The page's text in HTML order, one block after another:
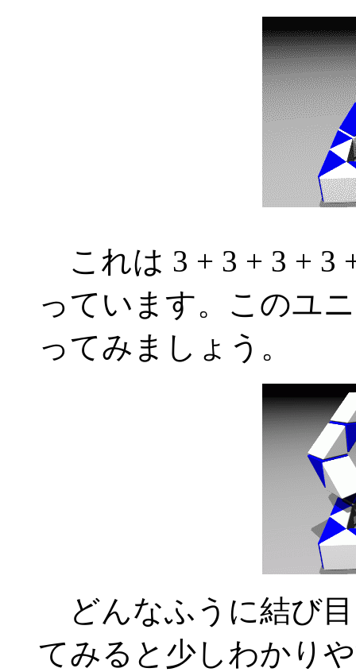
これは 3 + 3 + 3 + 3
っています。このユ
ってみましょう。
どんなふうに結び
てみると少しわかり